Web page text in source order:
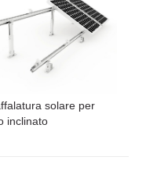
solare per
inclinato